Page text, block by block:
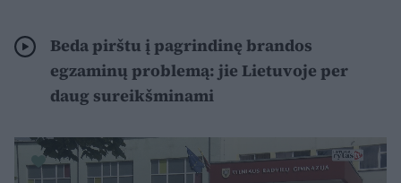
Beda pirštu į pagrindinę brandos
egzaminų problemą: jie Lietuvoje per
daug sureikšminami